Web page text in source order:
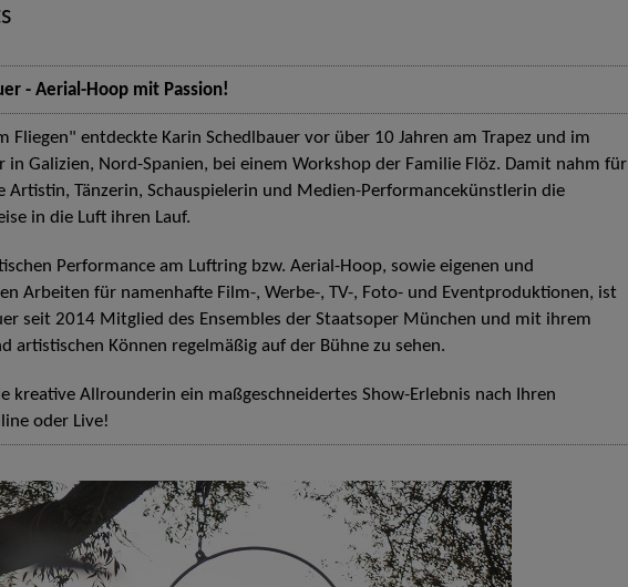
- Aerial-Hoop mit Passion!
Fliegen" entdeckte Karin Schedlbauer vor über 10 Jahren am Trapez und im
in Galizien, Nord-Spanien, bei einem Workshop der Familie Flöz. Damit nahm für
Artistin, Tänzerin, Schauspielerin und Medien-Performancekünstlerin die
in die Luft ihren Lauf.
Performance am Luftring bzw. Aerial-Hoop, sowie eigenen und
Arbeiten für namenhafte Film-, Werbe-, TV-, Foto- und Eventproduktionen, ist
seit 2014 Mitglied des Ensembles der Staatsoper München und mit ihrem
artistischen Können regelmäßig auf der Bühne zu sehen.
kreative Allrounderin ein maßgeschneidertes Show-Erlebnis nach Ihren
oder Live!